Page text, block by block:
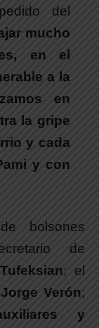
del
mucho
en el
a la
en
la gripe
y cada
y con
bolsones
de
; el
Jorge Verón;
y